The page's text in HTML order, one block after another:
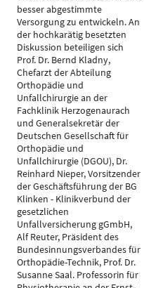
besser abgestimmte
Versorgung zu entwickeln. An
der hochkarätig besetzten
Diskussion beteiligen sich
Prof. Dr. Bernd Kladny,
Chefarzt der Abteilung
Orthopädie und
Unfallchirurgie an der
Fachklinik Herzogenaurach
und Generalsekretär der
Deutschen Gesellschaft für
Orthopädie und
Unfallchirurgie (DGOU), Dr.
Reinhard Nieper, Vorsitzender
der Geschäftsführung der BG
Klinken - Klinikverbund der
gesetzlichen
Unfallversicherung gGmbH,
Alf Reuter, Präsident des
Bundesinnungsverbandes für
Orthopädie-Technik, Prof. Dr.
Susanne Saal. Professorin für